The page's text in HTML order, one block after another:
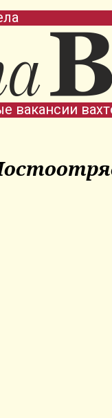
вакансии